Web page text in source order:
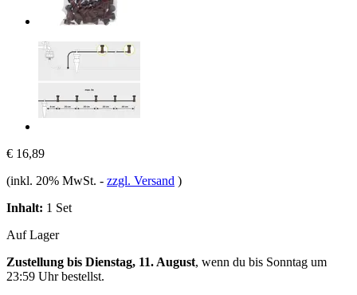
€ 16,89
(inkl. 20% MwSt. - zzgl. Versand )
Inhalt: 1 Set
Auf Lager
Zustellung bis Dienstag, 11. August, wenn du bis Sonntag um
23:59 Uhrbestellst.